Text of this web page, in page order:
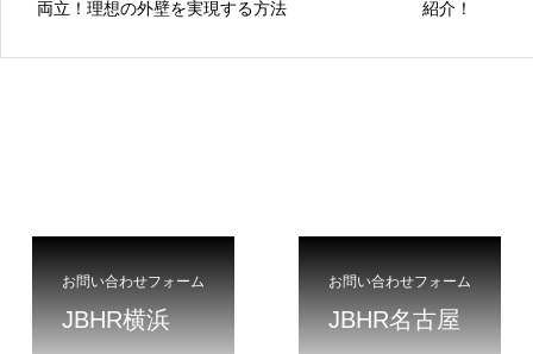
両立！理想の外壁を実現する方法 紹介！
お問い合わせフォーム
JBHR横浜
お問い合わせフォーム
JBHR名古屋